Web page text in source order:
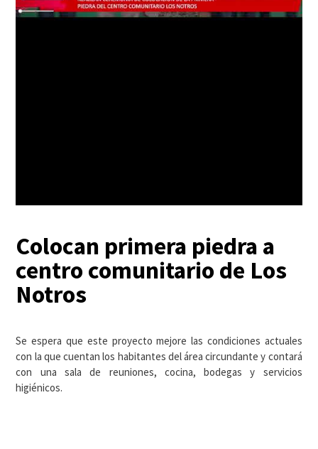
Colocan primera piedra a
centro comunitario de Los
Notros
Se espera que este proyecto mejore las condiciones actuales
con la que cuentan los habitantes del área circundante y contará
con una sala de reuniones, cocina, bodegas y servicios
higiénicos.